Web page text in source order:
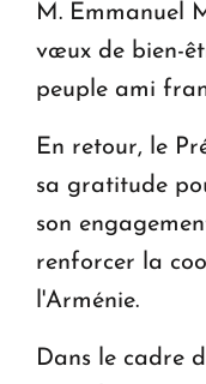
M. Emmanuel
vœux de bien-
peuple ami
En retour, le
sa gratitude
son
renforcer la
l'Arménie.
Dans le cadre